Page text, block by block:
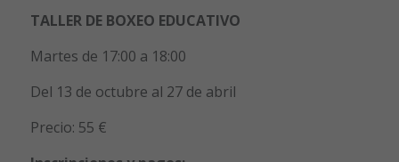
TALLER DE BOXEO EDUCATIVO
Martes de 17:00 a 18:00
Del 13 de octubre al 27 de abril
Precio: 55 €